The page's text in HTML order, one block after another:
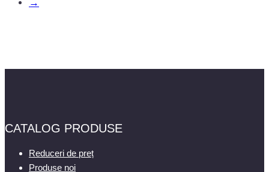
→
CATALOG PRODUSE
Reduceri de preț
Produse noi